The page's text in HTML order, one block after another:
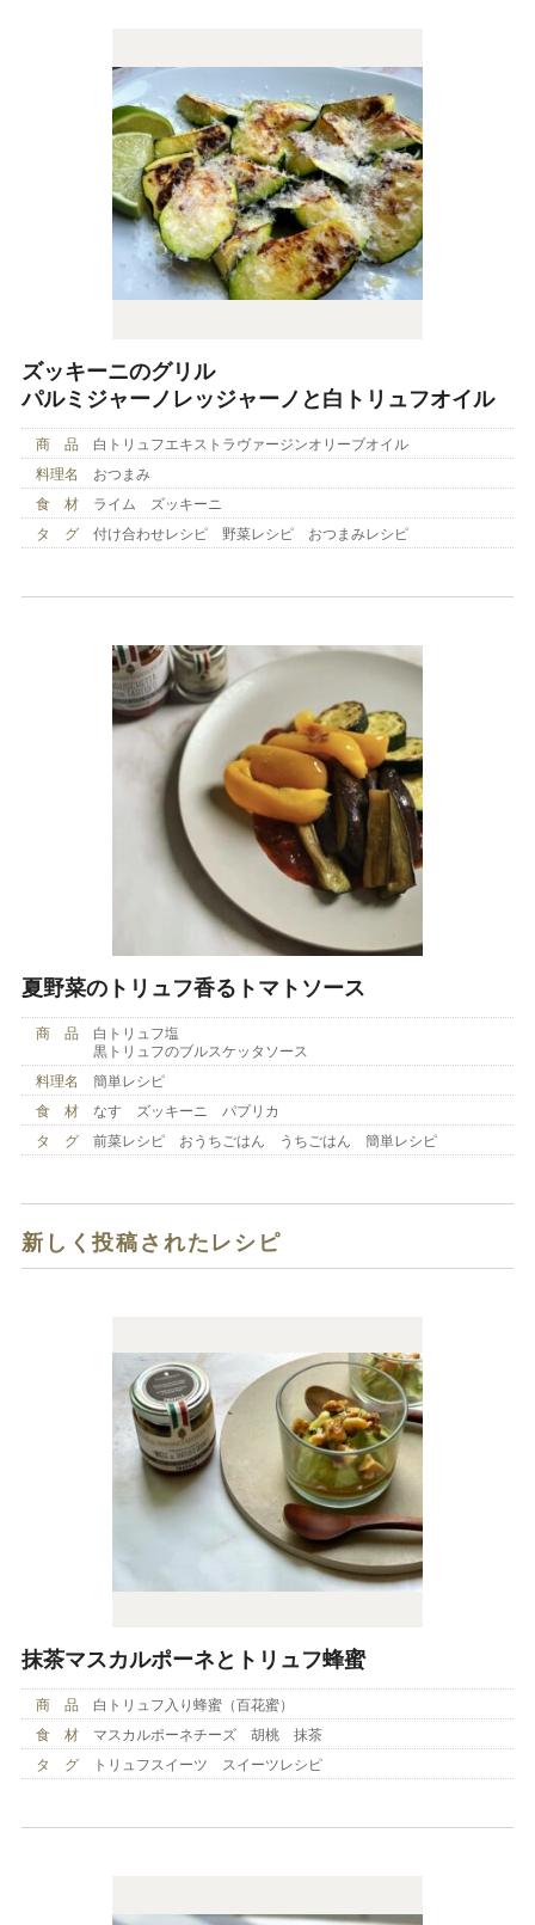
ズッキーニのグリル
パルミジャーノレッジャーノと白トリュフオイル
商 品
白トリュフエキストラヴァージンオリーブオイル
料理名
おつまみ
食 材
ライム ズッキーニ
タ グ
付け合わせレシピ 野菜レシピ おつまみレシピ
夏野菜のトリュフ香るトマトソース
商 品
白トリュフ塩
黒トリュフのブルスケッタソース
料理名
簡単レシピ
食 材
なす ズッキーニ パプリカ
タ グ
前菜レシピ おうちごはん うちごはん 簡単レシピ
新しく投稿されたレシピ
抹茶マスカルポーネとトリュフ蜂蜜
商 品
白トリュフ入り蜂蜜（百花蜜）
食 材
マスカルポーネチーズ 胡桃 抹茶
タ グ
トリュフスイーツ スイーツレシピ